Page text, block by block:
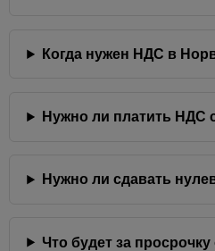
Когда нужен НДС в
Нужно ли платить НДС
Нужно ли сдавать
Что будет за просрочку